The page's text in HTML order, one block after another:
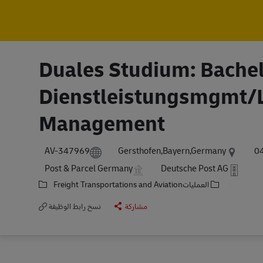
Duales Studium:
Management
AV-347969 Gersthofen,Bayern,Germany
Post & Parcel Germany
Deutsche Post AG
العملياتFreight Transportations and Aviation
نسخ رابط الوظيفة
مشاركة